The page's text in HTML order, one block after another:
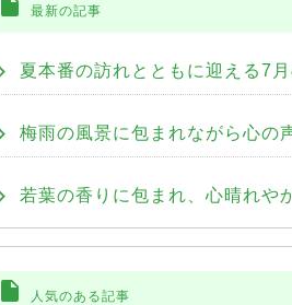
insert_drive_file 最新の記事
夏本番の訪れとともに迎える7
梅雨の風景に包まれながら心の
若葉の香りに包まれ、心晴れや
insert_drive_file 人気のある記事